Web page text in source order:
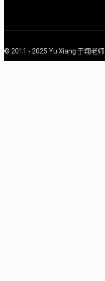
© 2011 - 2025 Yu Xiang 于翔老师